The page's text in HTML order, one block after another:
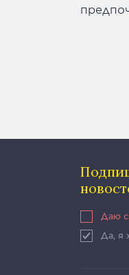
Даю
Да, я